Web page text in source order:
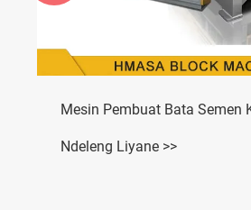
Mesin Pembuat Bata Semen
Ndeleng Liyane >>